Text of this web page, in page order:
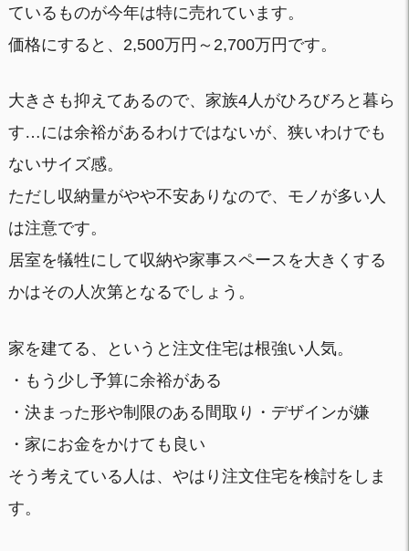
ているものが今年は特に売れています。
価格にすると、2,500万円～2,700万円です。
大きさも抑えてあるので、家族4人がひろびろと暮ら
す…には余裕があるわけではないが、狭いわけでも
ないサイズ感。
ただし収納量がやや不安ありなので、モノが多い人
は注意です。
居室を犠牲にして収納や家事スペースを大きくする
かはその人次第となるでしょう。
家を建てる、というと注文住宅は根強い人気。
・もう少し予算に余裕がある
・決まった形や制限のある間取り・デザインが嫌
・家にお金をかけても良い
そう考えている人は、やはり注文住宅を検討をしま
す。